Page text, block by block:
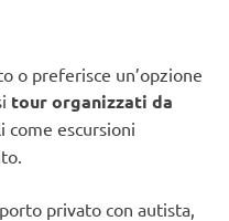
o preferisce un’opzione
tour organizzati da
come escursioni
privato con autista,